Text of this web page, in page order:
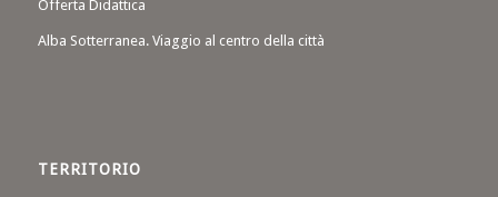
Offerta Didattica
Alba Sotterranea. Viaggio al centro della città
TERRITORIO